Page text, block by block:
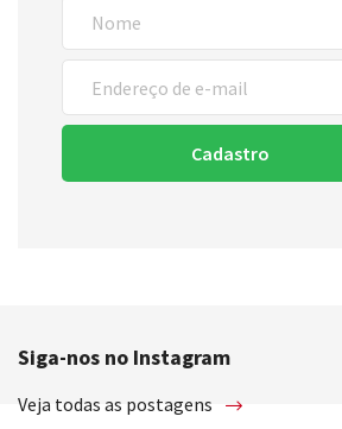
Cadastro
Siga-nos no Instagram
Veja todas as postagens